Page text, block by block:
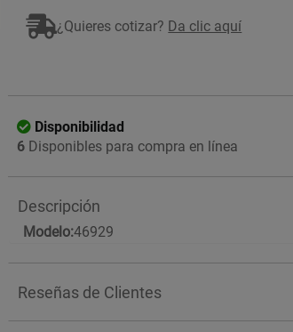
¿Quieres cotizar? Da clic aquí
Disponibilidad
6 Disponibles para compra en línea
Descripción
Modelo:46929
Reseñas de Clientes